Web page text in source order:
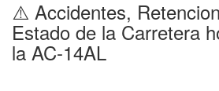
⚠️ Accidentes,
Estado de la Carretera
la AC-14AL